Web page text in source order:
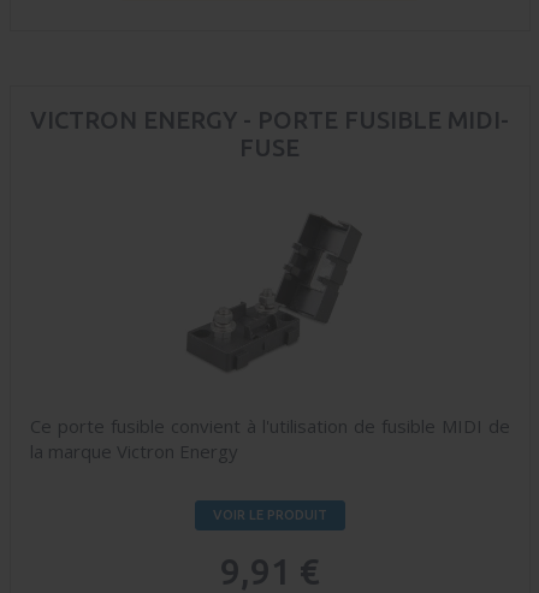
VICTRON ENERGY - PORTE FUSIBLE MIDI-
FUSE
Ce porte fusible convient à l'utilisation de fusible MIDI de
la marque Victron Energy
VOIR LE PRODUIT
9,91 €